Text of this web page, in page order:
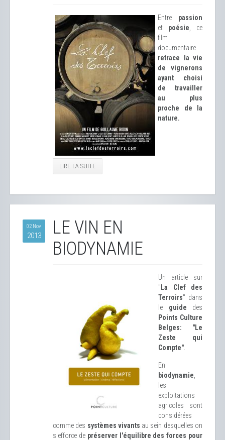
Entre passion
et poésie , ce
film
documentaire
retrace la vie
de vignerons
ayant choisi
de travailler
au plus
proche de la
nature.
LIRE LA SUITE
02 Nov
2013
LE VIN EN
BIODYNAMIE
Un article sur
" La Clef des
Terroirs" dans
le guide des
Points Culture
Belges: "Le
Zeste qui
Compte"
En
biodynamie
les
exploitations
agricoles sont
considérées
comme des systèmes vivants au sein desquelles on
s'efforce de préserver l'équilibre des forces pour